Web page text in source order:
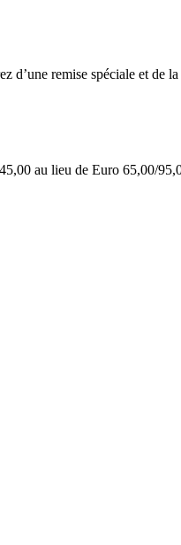
remise spéciale et de
au lieu de Euro 65,00/